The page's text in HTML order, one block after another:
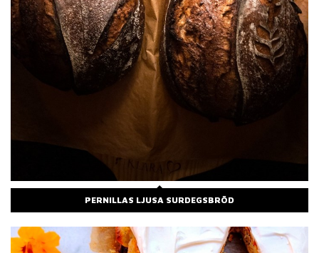
PERNILLAS LJUSA SURDEGSBRÖD